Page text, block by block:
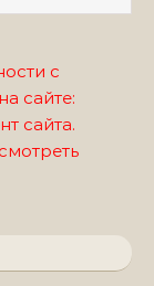
с
сайте:
сайта.